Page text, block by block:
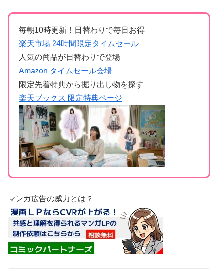
毎朝10時更新！日替わりで毎日お得
楽天市場 24時間限定タイムセール
人気の商品が日替わりで登場
Amazon タイムセール会場
限定先着特典から掘り出し物を探す
楽天ブックス 限定特典ページ
マンガ広告の威力とは？